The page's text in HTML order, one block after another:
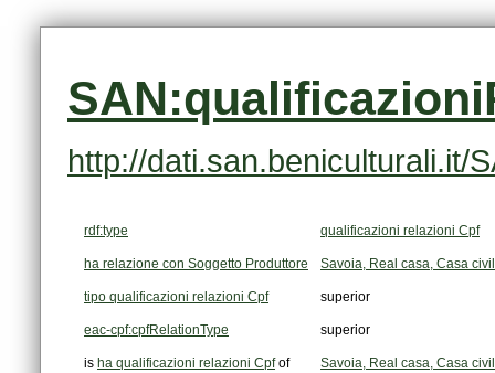
http://dati.san.beniculturali.it/
rdf:type qualificazioni relazioni Cpf
ha relazione con Soggetto Produttore Savoia, Real casa, Casa
tipo qualificazioni relazioni Cpf superior
eac-cpf:cpfRelationType superior
is ha qualificazioni relazioni Cpfof Savoia, Real casa, Casa